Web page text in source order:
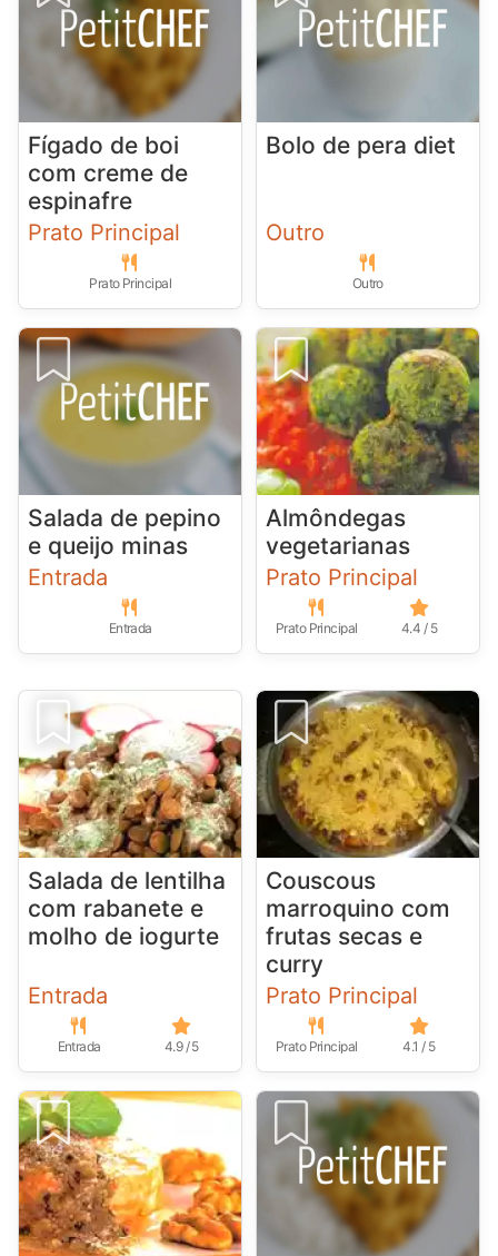
Fígado de boi
com creme de
espinafre
Prato Principal
Prato Principal
Bolo de pera diet
Outro
Outro
Salada de pepino
e queijo minas
Entrada
Entrada
Almôndegas
vegetarianas
Prato Principal
Prato Principal 4.4 / 5
Salada de lentilha
com rabanete e
molho de iogurte
Entrada
Entrada 4.9 / 5
Couscous
marroquino com
frutas secas e
curry
Prato Principal
Prato Principal 4.1 / 5